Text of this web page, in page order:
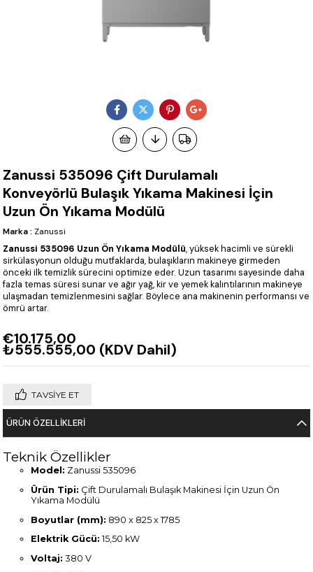
Zanussi 535096 Çift Durulamalı
Konveyörlü Bulaşık Yıkama Makinesi İçin
Uzun Ön Yıkama Modülü
Marka : Zanussi
Zanussi 535096 Uzun Ön Yıkama Modülü, yüksek hacimli ve sürekli
sirkülasyonun olduğu mutfaklarda, bulaşıkların makineye girmeden
önceki ilk temizlik sürecini optimize eder. Uzun tasarımı sayesinde daha
fazla temas süresi sunar ve ağır yağ, kir ve yemek kalıntılarının makineye
ulaşmadan temizlenmesini sağlar. Böylece ana makinenin performansı ve
ömrü artar.
€10.175,00
₺555.555,00 (KDV Dahil)
TAVSIYE ET
ÜRÜN ÖZELLIKLERI
Teknik Özellikler
Model: Zanussi 535096
Ürün Tipi: Çift Durulamalı Bulaşık Makinesi İçin Uzun Ön
Yıkama Modülü
Boyutlar (mm): 890 x 825 x 1785
Elektrik Gücü: 15,50 kW
Voltaj: 380 V